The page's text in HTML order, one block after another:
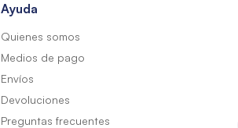
Ayuda
Quienes somos
Medios de pago
Envíos
Devoluciones
Preguntas frecuentes